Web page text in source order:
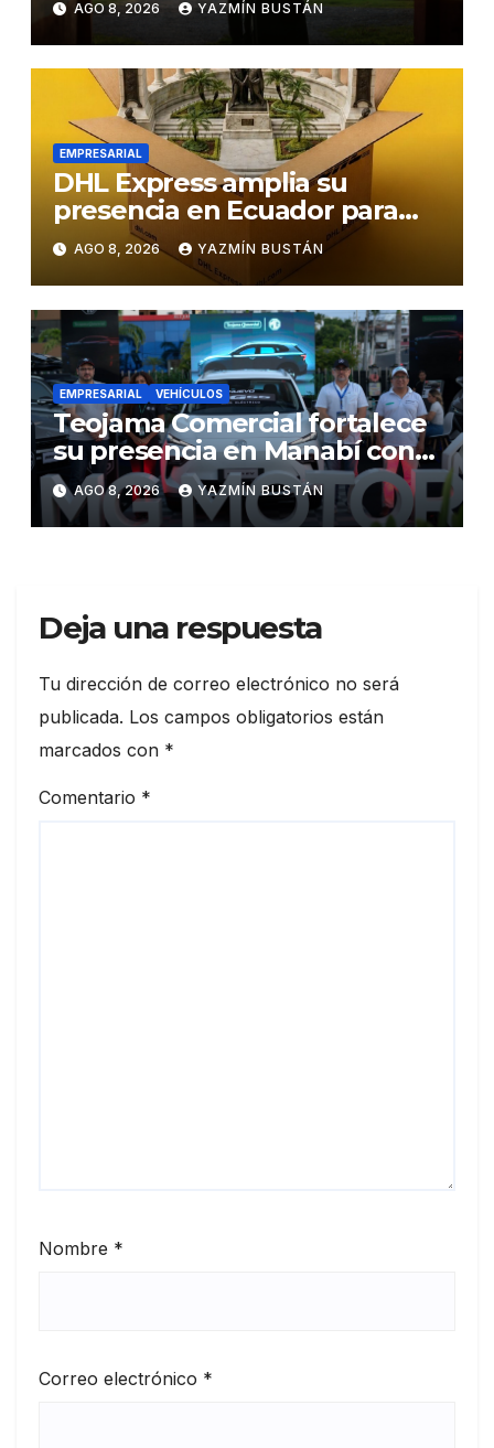
AGO 8, 2026 YAZMÍN BUSTÁN
EMPRESARIAL
DHL Express amplia su
presencia en Ecuador para
responder al crecimiento de
las exportaciones
AGO 8, 2026 YAZMÍN BUSTÁN
EMPRESARIAL VEHÍCULOS
Teojama Comercial fortalece
su presencia en Manabí con
una apuesta por la movilidad
híbrida y eléctrica durante
ExpoAuto del Pacífico 2026
AGO 8, 2026 YAZMÍN BUSTÁN
Deja una respuesta
Tu dirección de correo electrónico no será
publicada. Los campos obligatorios están
marcados con *
Comentario *
Nombre *
Correo electrónico *